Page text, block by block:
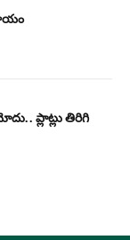
ప్లాట్లు తిరిగి